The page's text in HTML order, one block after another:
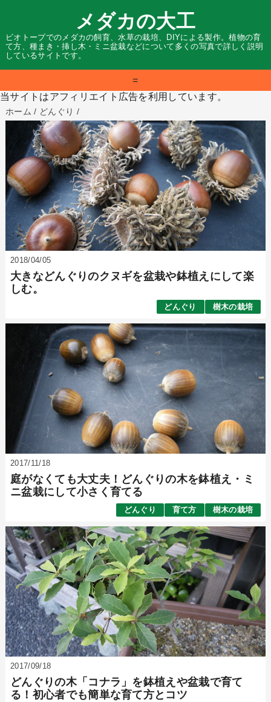
メダカの大工
ビオトープでのメダカの飼育、水草の栽培、DIYによる製作。植物の育
て方、種まき・挿し木・ミニ盆栽などについて多くの写真で詳しく説明
しているサイトです。
=
当サイトはアフィリエイト広告を利用しています。
ホーム / どんぐり /
2018/04/05
大きなどんぐりのクヌギを盆栽や鉢植えにして楽
しむ。
どんぐり 樹木の栽培
2017/11/18
庭がなくても大丈夫！どんぐりの木を鉢植え・ミ
ニ盆栽にして小さく育てる
どんぐり 育て方 樹木の栽培
2017/09/18
どんぐりの木「コナラ」を鉢植えや盆栽で育て
る！初心者でも簡単な育て方とコツ